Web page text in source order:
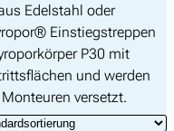
Edelstahl oder
Einstiegstreppen
P30 mit
und werden
versetzt.